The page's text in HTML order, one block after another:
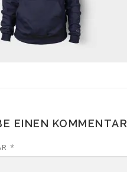
EINEN KOMMENTAR
*